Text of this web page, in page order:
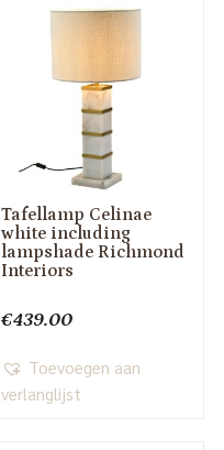
Tafellamp Celinae
white including
lampshade Richmond
Interiors
€439.00
Toevoegen aan
verlanglijst